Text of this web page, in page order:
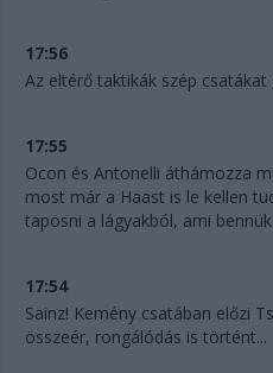
17:56
Az eltérő taktikák szép csatákat
17:55
Ocon és Antonelli áthámozza
most már a Haast is le kellen
taposni a lágyakból, ami
17:54
Sainz! Kemény csatában előzi
összeér, rongálódás is történt...